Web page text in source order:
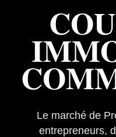
Le marché de
entrepreneurs,